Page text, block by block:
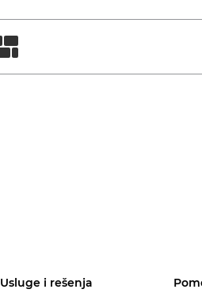
Usluge i rešenja